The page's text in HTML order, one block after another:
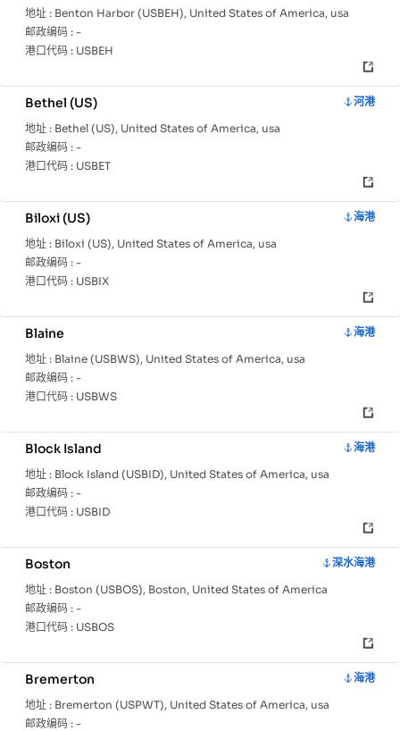
地址 : Benton Harbor (USBEH), United States of America, usa
邮政编码 : -
港口代码 : USBEH
Bethel (US)
河港
地址 : Bethel (US), United States of America, usa
邮政编码 : -
港口代码 : USBET
Biloxi (US)
海港
地址 : Biloxi (US), United States of America, usa
邮政编码 : -
港口代码 : USBIX
Blaine
海港
地址 : Blaine (USBWS), United States of America, usa
邮政编码 : -
港口代码 : USBWS
Block Island
海港
地址 : Block Island (USBID), United States of America, usa
邮政编码 : -
港口代码 : USBID
Boston
深水海港
地址 : Boston (USBOS), Boston, United States of America
邮政编码 : -
港口代码 : USBOS
Bremerton
海港
地址 : Bremerton (USPWT), United States of America, usa
邮政编码 : -